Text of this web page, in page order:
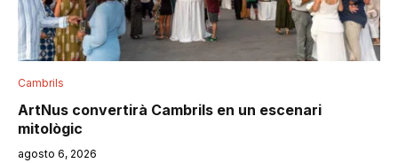
Cambrils
ArtNus convertirà Cambrils en un escenari
mitològic
agosto 6, 2026